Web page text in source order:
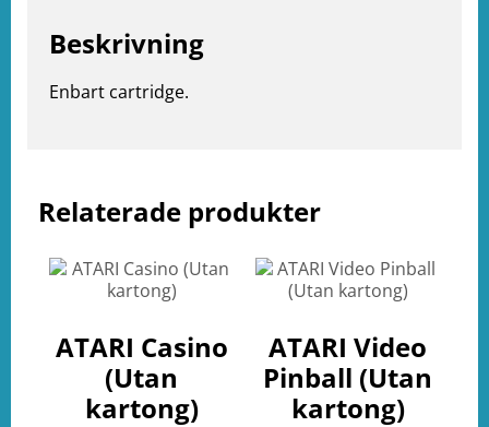
Relaterade produkter
ATARI Casino
(Utan
kartong)
ATARI Video
Pinball (Utan
kartong)
Beskrivning
Enbart cartridge.